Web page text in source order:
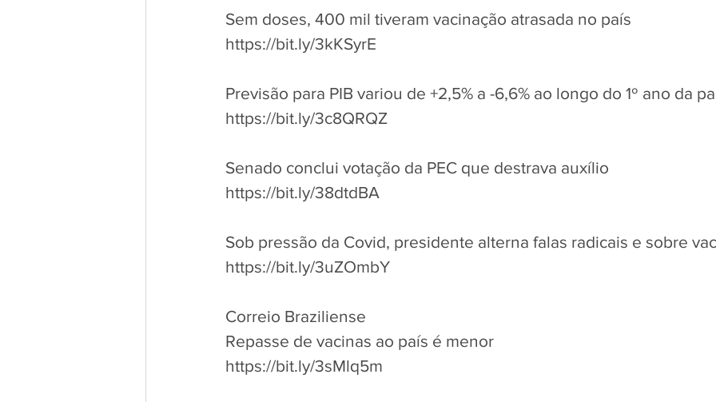
Sem doses, 400 mil tiveram vacinação atrasada no país
https://bit.ly/3kKSyrE
Previsão para PIB variou de +2,5% a -6,6% ao longo do 1º ano da
https://bit.ly/3c8QRQZ
Senado conclui votação da PEC que destrava auxílio
https://bit.ly/38dtdBA
Sob pressão da Covid, presidente alterna falas radicais e sobre
https://bit.ly/3uZOmbY
Correio Braziliense
Repasse de vacinas ao país é menor
https://bit.ly/3sMlq5m